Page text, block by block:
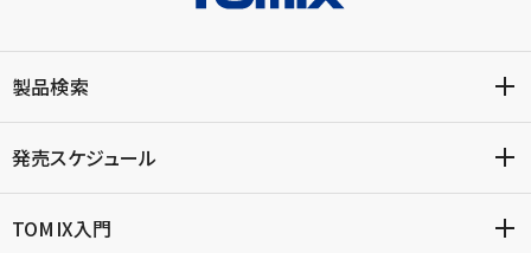
製品検索
発売スケジュール
TOMIX入門